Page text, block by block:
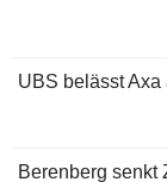
UBS belässt
Berenberg senkt